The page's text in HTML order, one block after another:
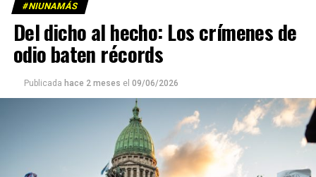
#NIUNAMÁS
Del dicho al hecho: Los crímenes de
odio baten récords
Publicada hace 2 meses el 09/06/2026